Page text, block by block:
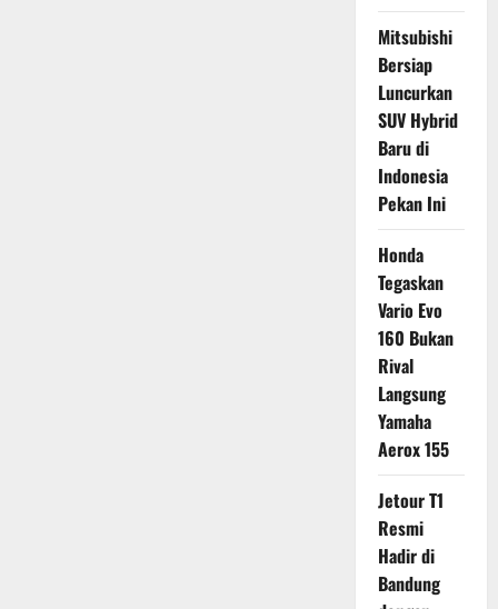
Mitsubishi
Bersiap
Luncurkan
SUV Hybrid
Baru di
Indonesia
Pekan Ini
Honda
Tegaskan
Vario Evo
160 Bukan
Rival
Langsung
Yamaha
Aerox 155
Jetour T1
Resmi
Hadir di
Bandung